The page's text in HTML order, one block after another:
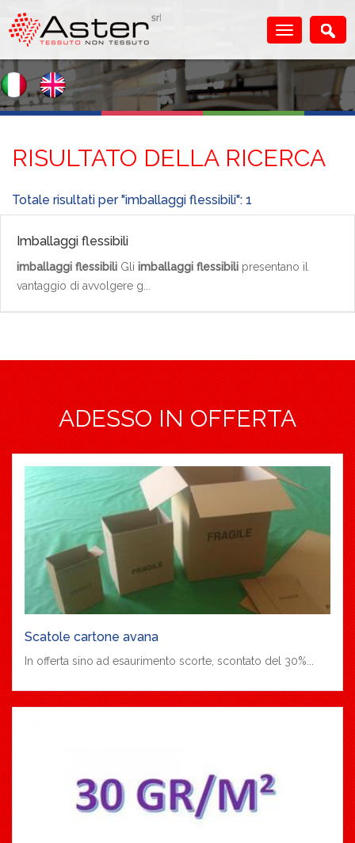
RISULTATO DELLA RICERCA
Totale risultati per "imballaggi flessibili": 1
Imballaggi flessibili
imballaggi flessibili Gli imballaggi flessibili presentano il
vantaggio di avvolgere g...
ADESSO IN OFFERTA
Scatole cartone avana
In offerta sino ad esaurimento scorte, scontato del 30%...